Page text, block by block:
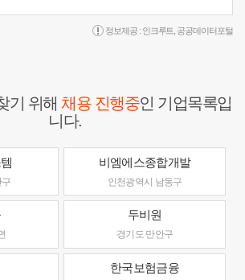
정보제공 : 인크루트 공공데이터포털
기 위해채용 진행중인 기업목록입
니다.
비엠에스종합개발
인천광역시 남동구
두비원
경기도 만안구
한국보험금융